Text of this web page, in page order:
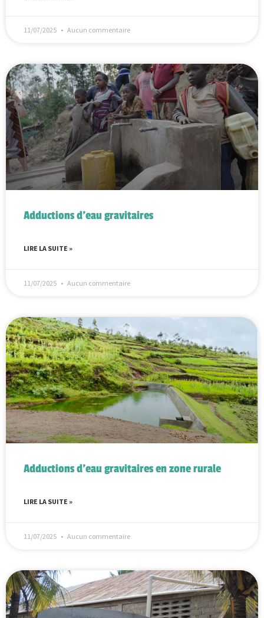
11/07/2025 Aucun commentaire
Adductions d’eau gravitaires
LIRE LA SUITE »
11/07/2025 Aucun commentaire
Adductions d’eau gravitaires en zone rurale
LIRE LA SUITE »
11/07/2025 Aucun commentaire